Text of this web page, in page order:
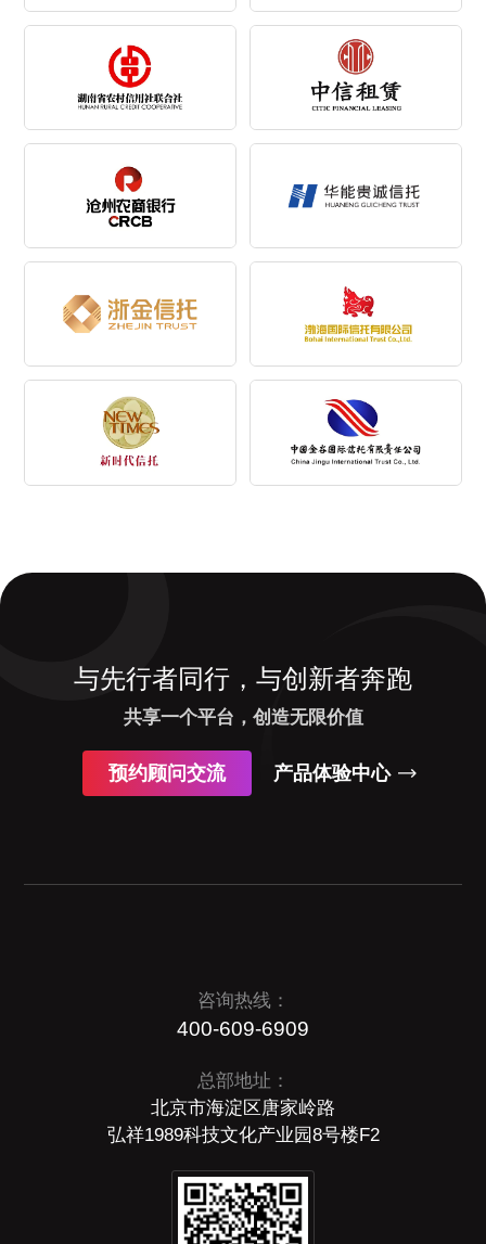
与先行者同行，与创新者奔跑
共享一个平台，创造无限价值
预约顾问交流 产品体验中心
咨询热线：
400-609-6909
总部地址：
北京市海淀区唐家岭路
弘祥1989科技文化产业园8号楼F2